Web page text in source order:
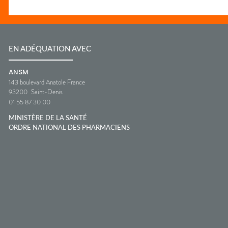
EN ADÉQUATION AVEC
ANSM
143 boulevard Anatole France
93200 Saint-Denis
01 55 87 30 00
MINISTÈRE DE LA SANTÉ
ORDRE NATIONAL DES PHARMACIENS